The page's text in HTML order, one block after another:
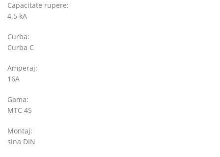
Capacitate rupere:
4.5 kA
Curba:
Curba C
Amperaj:
16A
Gama:
MTC 45
Montaj:
sina DIN